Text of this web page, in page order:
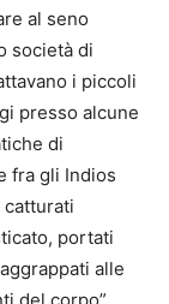
al seno
società di
i piccoli
presso alcune
di
fra gli Indios
catturati
portati
alle